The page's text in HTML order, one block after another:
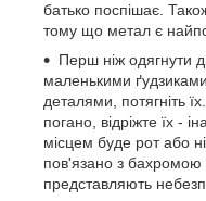
батько поспішає.
тому що метал є
Перш ніж одягнути
маленькими
деталями, потягніть
погано, відріжте їх -
місцем буде рот або
пов'язано з
представляють